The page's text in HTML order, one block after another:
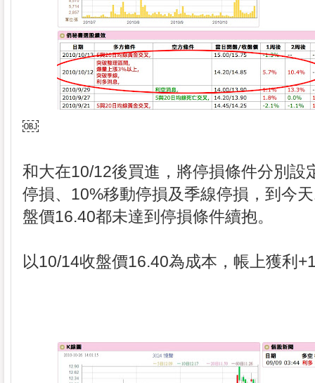
￼
和大在10/12後買進，將停損條件分別設
停損、10%移動停損及季線停損，到今
盤價16.40都未達到停損條件續抱。
以10/14收盤價16.40為成本，帳上獲利